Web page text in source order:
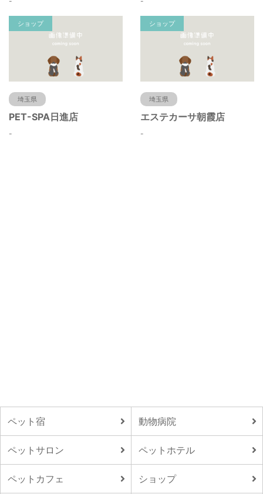
ショップ
埼玉県
PET-SPA日進店
-
ショップ
埼玉県
エステカーサ朝霞店
-
ペット宿 動物病院
ペットサロン ペットホテル
ペットカフェ ショップ